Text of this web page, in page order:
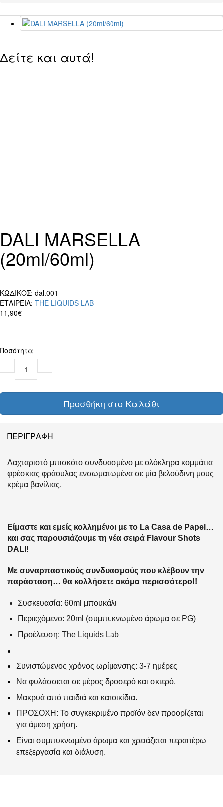
Δείτε και αυτά!
DALI MARSELLA
(20ml/60ml)
ΚΩΔΙΚΟΣ: dal.001
ΕΤΑΙΡΕΙΑ: THE LIQUIDS LAB
11,90€
Ποσότητα
Προσθήκη στο Καλάθι
ΠΕΡΙΓΡΑΦΗ
Λαχταριστό μπισκότο συνδυασμένο με ολόκληρα κομμάτια
φρέσκιας φράουλας ενσωματωμένα σε μία βελούδινη μους
κρέμα βανίλιας.
Είμαστε και εμείς κολλημένοι με το La Casa de Papel…
και σας παρουσιάζουμε τη νέα σειρά Flavour Shots
DALI!
Με συναρπαστικούς συνδυασμούς που κλέβουν την
παράσταση… θα κολλήσετε ακόμα περισσότερο!!
Συσκευασία: 60ml μπουκάλι
Περιεχόμενο: 20ml (συμπυκνωμένο άρωμα σε PG)
Προέλευση: The Liquids Lab
Συνιστώμενος χρόνος ωρίμανσης: 3-7 ημέρες
Να φυλάσσεται σε μέρος δροσερό και σκιερό.
Μακρυά από παιδιά και κατοικίδια.
ΠΡΟΣΟΧΗ: Το συγκεκριμένο προϊόν δεν προορίζεται
για άμεση χρήση.
Είναι συμπυκνωμένο άρωμα και χρειάζεται περαιτέρω
επεξεργασία και διάλυση.